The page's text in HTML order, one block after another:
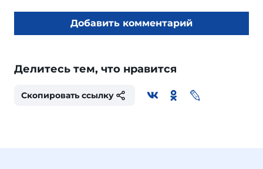
Добавить комментарий
Делитесь тем, что нравится
Скопировать ссылку